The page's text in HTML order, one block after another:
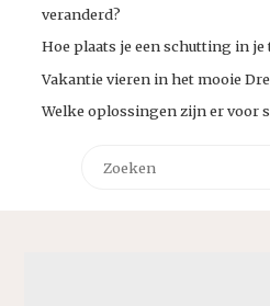
veranderd?
Hoe plaats je een schutting in je
Vakantie vieren in het mooie
Welke oplossingen zijn er voor